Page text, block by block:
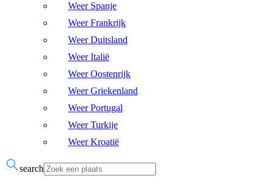
Weer Spanje
Weer Frankrijk
Weer Duitsland
Weer Italië
Weer Oostenrijk
Weer Griekenland
Weer Portugal
Weer Turkije
Weer Kroatië
search